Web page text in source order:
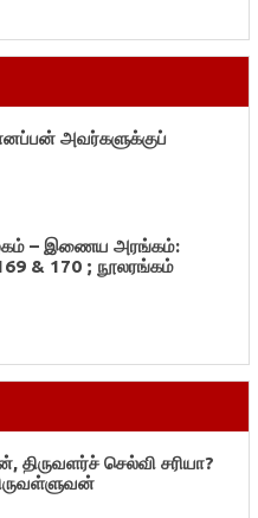
அவர்களுக்குப்
– இணைய அரங்கம்:
& 170 ; நூலரங்கம்
திருவளர்ச் செல்வி சரியா?